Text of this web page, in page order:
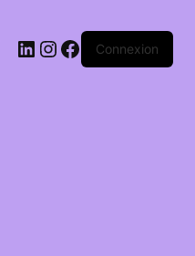
Connexion